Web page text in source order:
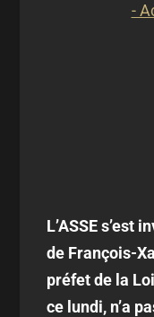
-
L’ASSE s’est
de François-
préfet de la
ce lundi, n’a